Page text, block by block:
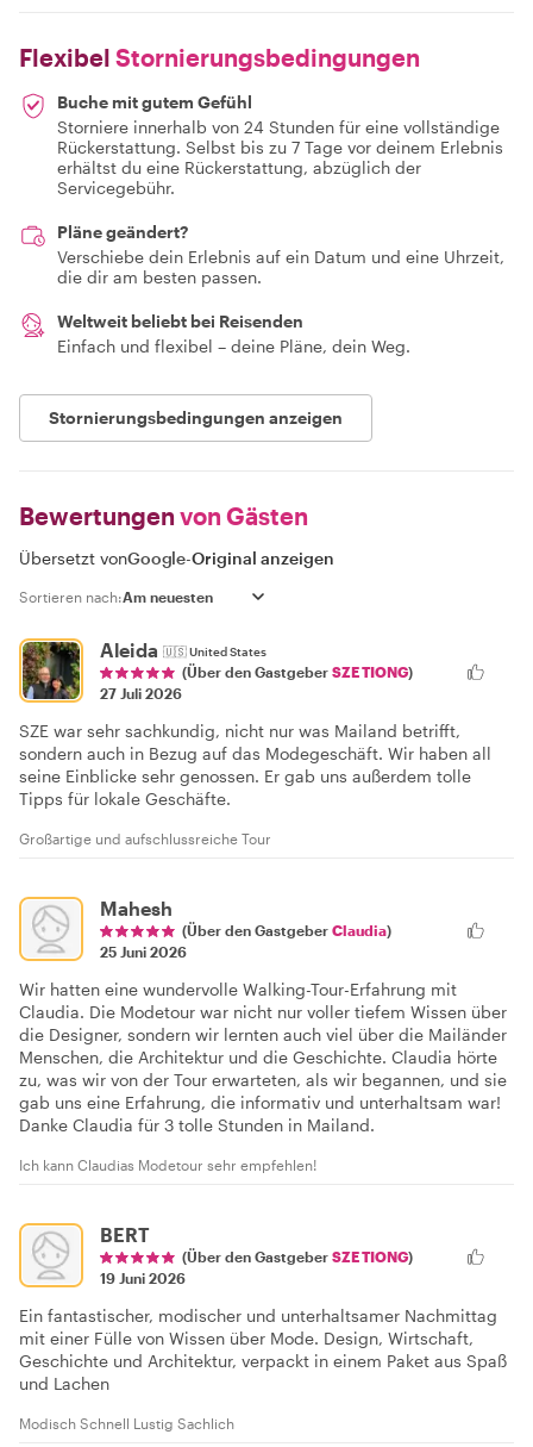
Flexibel Stornierungsbedingungen
Buche mit gutem Gefühl
Storniere innerhalb von 24 Stunden für eine vollständige
Rückerstattung. Selbst bis zu 7 Tage vor deinem Erlebnis
erhältst du eine Rückerstattung, abzüglich der
Servicegebühr.
Pläne geändert?
Verschiebe dein Erlebnis auf ein Datum und eine Uhrzeit,
die dir am besten passen.
Weltweit beliebt bei Reisenden
Einfach und flexibel – deine Pläne, dein Weg.
Stornierungsbedingungen anzeigen
Bewertungen von Gästen
Übersetzt vonGoogle-Original anzeigen
Sortieren nach:
Aleida 🇺🇸United States
(Über den Gastgeber SZE TIONG)
27 Juli 2026
SZE war sehr sachkundig, nicht nur was Mailand betrifft,
sondern auch in Bezug auf das Modegeschäft. Wir haben all
seine Einblicke sehr genossen. Er gab uns außerdem tolle
Tipps für lokale Geschäfte.
Großartige und aufschlussreiche Tour
Mahesh
(Über den Gastgeber Claudia)
25 Juni 2026
Wir hatten eine wundervolle Walking-Tour-Erfahrung mit
Claudia. Die Modetour war nicht nur voller tiefem Wissen über
die Designer, sondern wir lernten auch viel über die Mailänder
Menschen, die Architektur und die Geschichte. Claudia hörte
zu, was wir von der Tour erwarteten, als wir begannen, und sie
gab uns eine Erfahrung, die informativ und unterhaltsam war!
Danke Claudia für 3 tolle Stunden in Mailand.
Ich kann Claudias Modetour sehr empfehlen!
BERT
(Über den Gastgeber SZE TIONG)
19 Juni 2026
Ein fantastischer, modischer und unterhaltsamer Nachmittag
mit einer Fülle von Wissen über Mode. Design, Wirtschaft,
Geschichte und Architektur, verpackt in einem Paket aus Spaß
und Lachen
Modisch Schnell Lustig Sachlich